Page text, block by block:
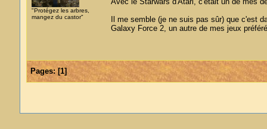
"Protégez les arbres,
mangez du castor"
Il me semble (je ne suis pas sûr) que c'est
Galaxy Force 2, un autre de mes jeux
Pages:[1]